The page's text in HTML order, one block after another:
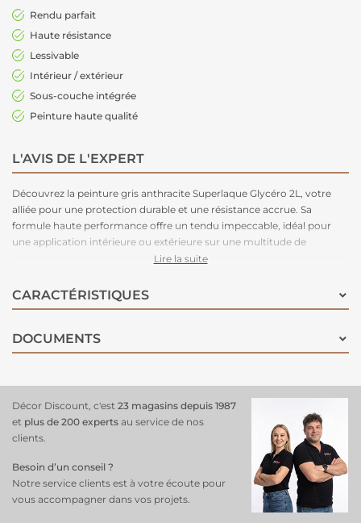
Rendu parfait
Haute résistance
Lessivable
Intérieur / extérieur
Sous-couche intégrée
Peinture haute qualité
L'AVIS DE L'EXPERT
Découvrez la peinture gris anthracite Superlaque Glycéro 2L, votre
alliée pour une protection durable et une résistance accrue. Sa
formule haute performance offre un tendu impeccable, idéal pour
une application intérieure ou extérieure sur une multitude de
supports tels que les plinthes, les boiseries, les radiateurs ou encore
supérieure et une préservation longue durée, assurant ainsi un
résultat impeccable pour sublimer vos surfaces. Une peinture de
Lire la suite
CARACTÉRISTIQUES
DOCUMENTS
Décor Discount, c'est 23 magasins depuis 1987
et plus de 200 experts au service de nos
clients.
Besoin d’un conseil ?
Notre service clients est à votre écoute pour
vous accompagner dans vos projets.